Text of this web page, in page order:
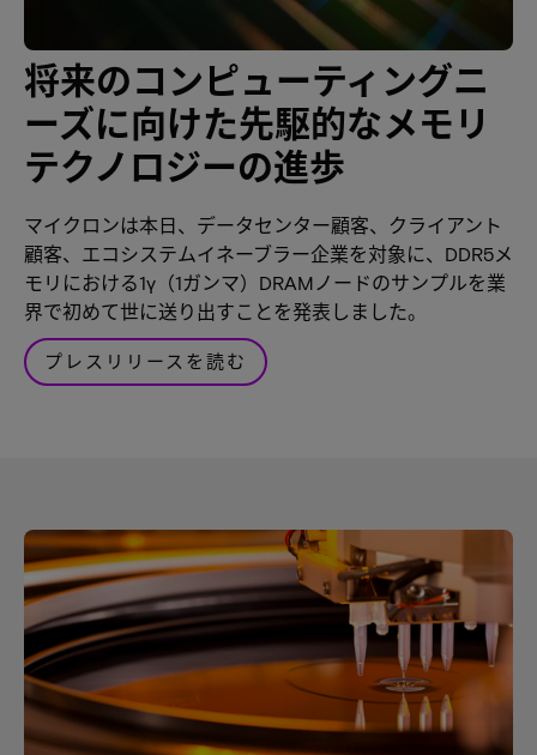
将来のコンピューティングニ
ーズに向けた先駆的なメモリ
テクノロジーの進歩
マイクロンは本日、データセンター顧客、クライアント
顧客、エコシステムイネーブラー企業を対象に、DDR5メ
モリにおける1γ（1ガンマ）DRAMノードのサンプルを業
界で初めて世に送り出すことを発表しました。
プレスリリースを読む